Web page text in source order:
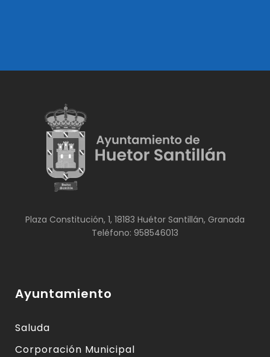
Plaza Constitución, 1, 18183 Huétor Santillán, Granada
Teléfono: 958546013
Ayuntamiento
Saluda
Corporación Municipal